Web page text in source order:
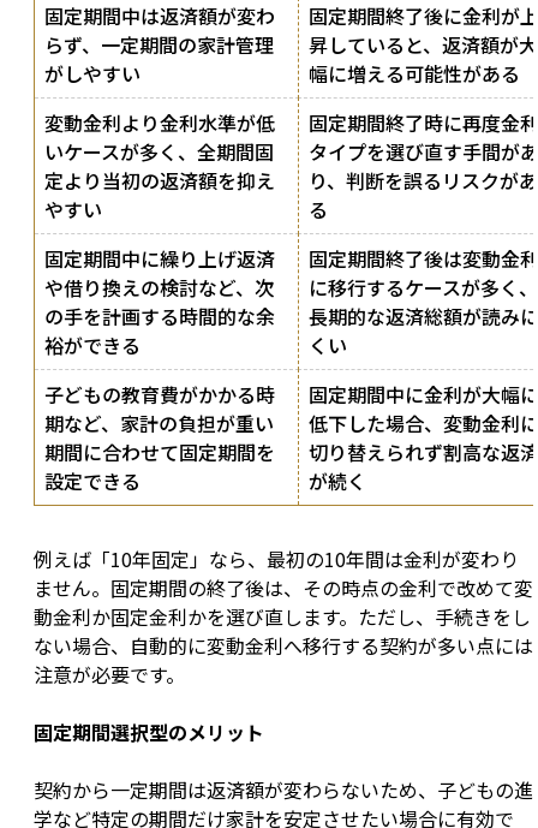
固定期間中は返済額が変わ
らず、一定期間の家計管理
がしやすい
固定期間終了後に金利が上
昇していると、返済額が大
幅に増える可能性がある
変動金利より金利水準が低
いケースが多く、全期間固
定より当初の返済額を抑え
やすい
固定期間終了時に再度金利
タイプを選び直す手間があ
り、判断を誤るリスクがあ
る
固定期間中に繰り上げ返済
や借り換えの検討など、次
の手を計画する時間的な余
裕ができる
固定期間終了後は変動金利
に移行するケースが多く、
長期的な返済総額が読みに
くい
子どもの教育費がかかる時
期など、家計の負担が重い
期間に合わせて固定期間を
設定できる
固定期間中に金利が大幅に
低下した場合、変動金利に
切り替えられず割高な返済
が続く
例えば「10年固定」なら、最初の10年間は金利が変わり
ません。固定期間の終了後は、その時点の金利で改めて変
動金利か固定金利かを選び直します。ただし、手続きをし
ない場合、自動的に変動金利へ移行する契約が多い点には
注意が必要です。
固定期間選択型のメリット
契約から一定期間は返済額が変わらないため、子どもの進
学など特定の期間だけ家計を安定させたい場合に有効で